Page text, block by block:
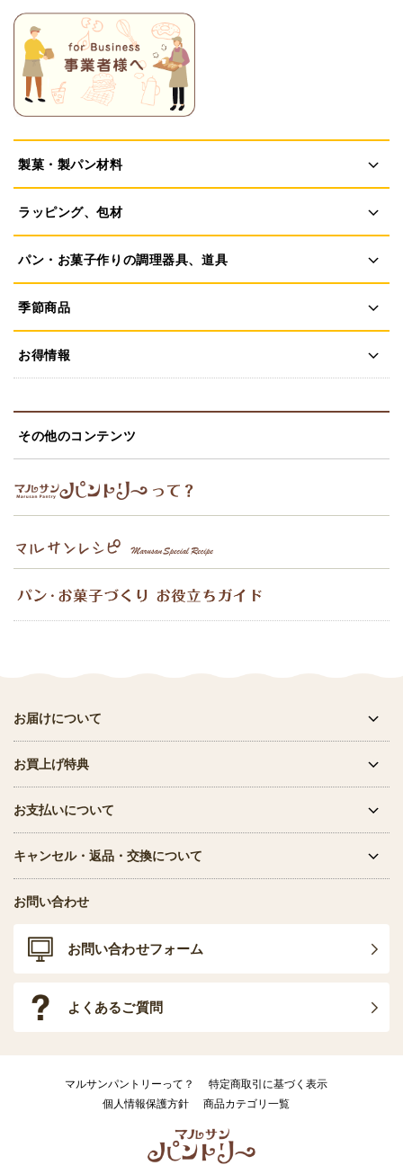
製菓・製パン材料
ラッピング、包材
パン・お菓子作りの調理器具、道具
季節商品
お得情報
その他のコンテンツ
お届けについて
お買上げ特典
お支払いについて
キャンセル・返品・交換について
お問い合わせ
お問い合わせフォーム
よくあるご質問
マルサンパントリーって？
特定商取引に基づく表示
個人情報保護方針
商品カテゴリ一覧